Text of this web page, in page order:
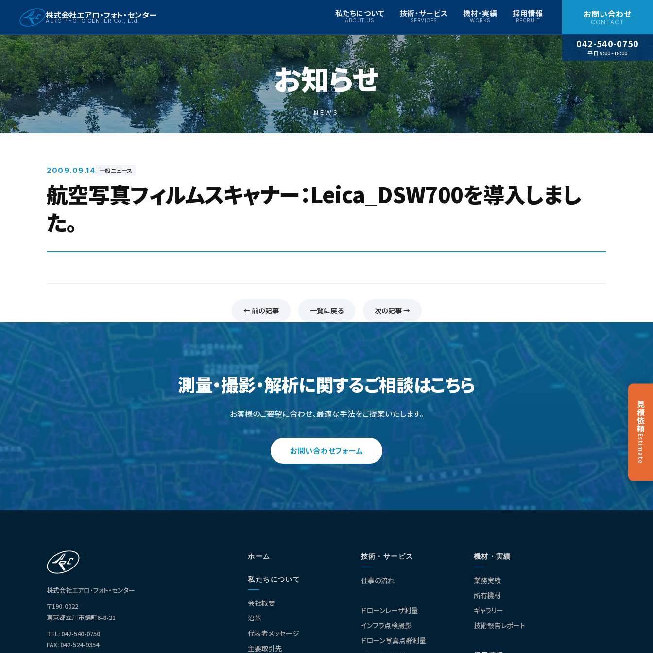
株式会社エアロ・フォト・センター
AERO PHOTO CENTER Co., Ltd.
私たちについて
ABOUT US
技術・サービス
SERVICES
機材・実績
WORKS
採用情報
RECRUIT
お問い合わせ
CONTACT
042-540-0750
平日 9:00~18:00
NEWS
お知らせ
2009.09.14 一般ニュース
航空写真フィルムスキャナー：Leica_DSW700を導入しまし
た。
← 前の記事 一覧に戻る 次の記事 →
測量・撮影・解析に関するご相談はこちら
お客様のご要望に合わせ、最適な手法をご提案いたします。
お問い合わせフォーム
株式会社エアロ・フォト・センター
〒190-0022
東京都立川市錦町6-8-21
TEL: 042-540-0750
FAX: 042-524-9354
ホーム
私たちについて
会社概要
沿革
代表者メッセージ
主要取引先
技術・サービス
仕事の流れ
ドローンレーザ測量
インフラ点検撮影
ドローン写真点群測量
機材・実績
業務実績
所有機材
ギャラリー
技術報告レポート
見積依頼
Estimate